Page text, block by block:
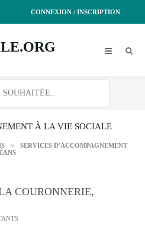
CONNEXION / INSCRIPTION
À LA VIE SOCIALE
>
SERVICES D'ACCOMPAGNEMENT
COURONNERIE,